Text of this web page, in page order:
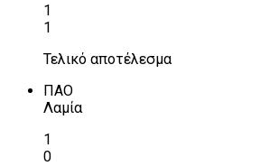
1
1
Τελικό αποτέλεσμα
ΠΑΟ
Λαμία
1
0